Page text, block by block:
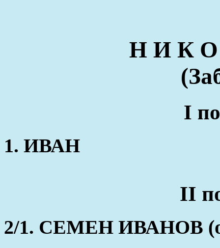
Н И К
I
1. ИВАН
II
2/1. СЕМЕН ИВАНОВ